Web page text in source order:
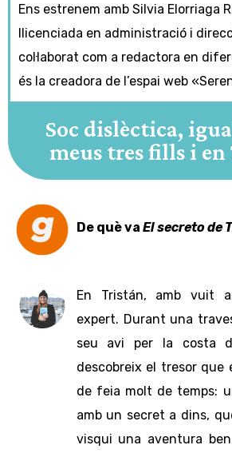
Ens estrenem amb Silvia Elorriaga
llicenciada en administració i
col·laborat com a redactora en
és la creadora de l’espai web
Soc dislèctica,
meus tres fills i
De què va El secreto de
En Tristán, amb vuit
expert. Durant una
seu avi per la costa
descobreix el tresor que
de feia molt de temps:
amb un secret a dins,
visqui una aventura